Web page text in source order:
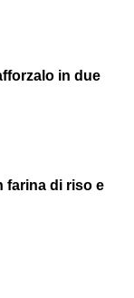
in due
farina di riso e